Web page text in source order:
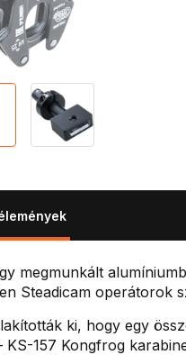
megmunkált
Steadicam operátorok
ki, hogy egy
KS-157 Kongfrog